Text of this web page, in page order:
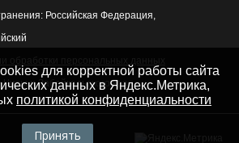
Российская Федерация,
и Забайкальского края
для корректной работы сайта
данных в Яндекс.Метрика,
политикой конфиденциальности
Принять